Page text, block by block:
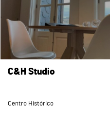
C&H Studio
Centro Histórico